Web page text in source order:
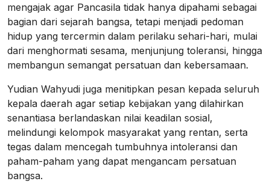
mengajak agar Pancasila tidak hanya dipahami sebagai
bagian dari sejarah bangsa, tetapi menjadi pedoman
hidup yang tercermin dalam perilaku sehari-hari, mulai
dari menghormati sesama, menjunjung toleransi, hingga
membangun semangat persatuan dan kebersamaan.
Yudian Wahyudi juga menitipkan pesan kepada seluruh
kepala daerah agar setiap kebijakan yang dilahirkan
senantiasa berlandaskan nilai keadilan sosial,
melindungi kelompok masyarakat yang rentan, serta
tegas dalam mencegah tumbuhnya intoleransi dan
paham-paham yang dapat mengancam persatuan
bangsa.